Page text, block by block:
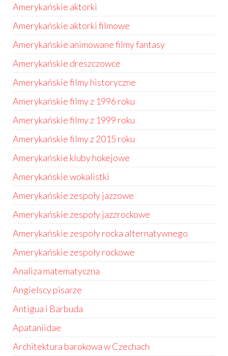
Amerykańskie aktorki
Amerykańskie aktorki filmowe
Amerykańskie animowane filmy fantasy
Amerykańskie dreszczowce
Amerykańskie filmy historyczne
Amerykańskie filmy z 1996 roku
Amerykańskie filmy z 1999 roku
Amerykańskie filmy z 2015 roku
Amerykańskie kluby hokejowe
Amerykańskie wokalistki
Amerykańskie zespoły jazzowe
Amerykańskie zespoły jazzrockowe
Amerykańskie zespoły rocka alternatywnego
Amerykańskie zespoły rockowe
Analiza matematyczna
Angielscy pisarze
Antigua i Barbuda
Apataniidae
Architektura barokowa w Czechach